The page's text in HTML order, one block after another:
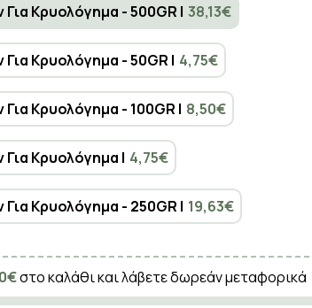
Κρυολόγημα - 500GR | 38,13€
Κρυολόγημα - 50GR | 4,75€
Κρυολόγημα - 100GR | 8,50€
Κρυολόγημα | 4,75€
Κρυολόγημα - 250GR | 19,63€
στο καλάθι και λάβετε δωρεάν μεταφορικά